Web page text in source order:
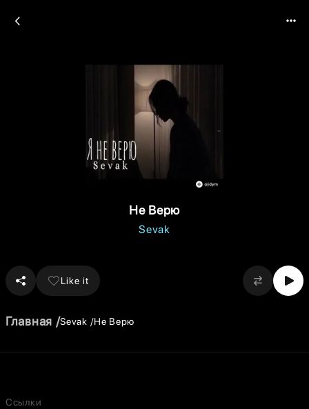
Не Верю
Sevak
Like it
Главная Sevak Не Верю
Ссылки